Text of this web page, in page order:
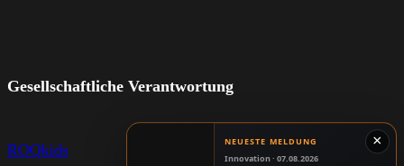
Gesellschaftliche Verantwortung
ROQkids ×
NEUESTE MELDUNG
Innovation · 07.08.2026